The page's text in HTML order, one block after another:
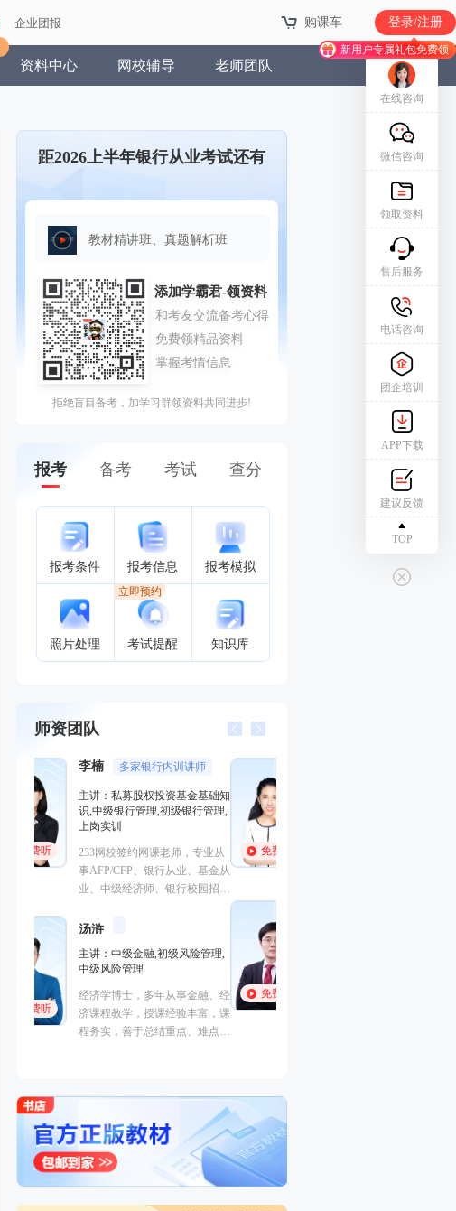
企业团报 购课车 登录/注册
新用户专属礼包免费领
资料中心 网校辅导 老师团队
距2026上半年银行从业考试还有
教材精讲班、真题解析班
拒绝盲目备考，加学习群领资料共同进步!
报考 备考 考试 查分
报考条件 报考信息 报考模拟
照片处理 考试提醒
立即预约
知识库
师资团队
免费听
赵聪 AFP持证人，经济师
主讲：证券投资基金基础知识,
中级个人理财
原某985高校金融讲师，CFP持
证人, 中国工商银行、中信银
行、中国人寿保险公司、中泰证
券、中国邮政集团等多家机构特
免费听
主讲：证券投资顾问业务,发布
证券研究报告业务(证券分析师),
初级个人贷款,中级个人贷款,期
经济学硕士、金融培训高级讲
师，李泽瑞老师从事金融类考证
学员称被讲课耽误的“德云社”编
在线咨询
微信咨询
领取资料
售后服务
电话咨询
团企培训
APP下载
建议反馈
TOP